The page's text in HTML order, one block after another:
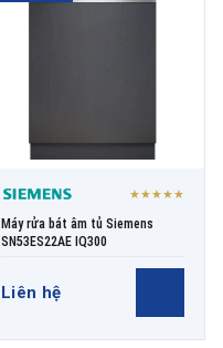
★★★★★
Máy rửa bát âm tủ Siemens
SN53ES22AE IQ300
Liên hệ